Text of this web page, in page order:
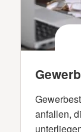
anfallen,